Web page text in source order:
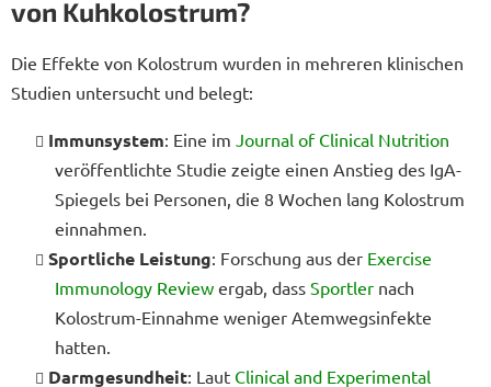
von Kuhkolostrum?
Die Effekte von Kolostrum wurden in mehreren klinischen
Studien untersucht und belegt:
Immunsystem: Eine im Journal of Clinical Nutrition
veröffentlichte Studie zeigte einen Anstieg des IgA-
Spiegels bei Personen, die 8 Wochen lang Kolostrum
einnahmen.
Sportliche Leistung: Forschung aus der Exercise
Immunology Review ergab, dass Sportler nach
Kolostrum-Einnahme weniger Atemwegsinfekte
hatten.
Darmgesundheit: Laut Clinical and Experimental